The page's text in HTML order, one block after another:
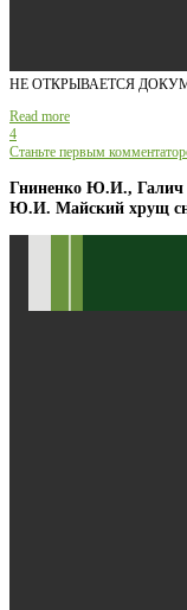
НЕ ОТКРЫВАЕТСЯ
Read more
4
Станьте первым
Гниненко Ю.И.,
Ю.И. Майский хрущ